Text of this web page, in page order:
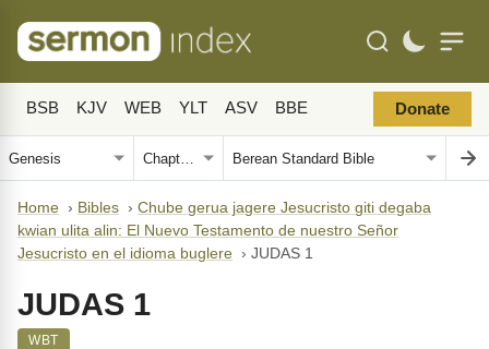
BSB KJV WEB YLT ASV BBE Donate
Home › Bibles › Chube gerua jagere Jesucristo giti degaba
kwian ulita alin: El Nuevo Testamento de nuestro Señor
Jesucristo en el idioma buglere › JUDAS 1
JUDAS 1
WBT